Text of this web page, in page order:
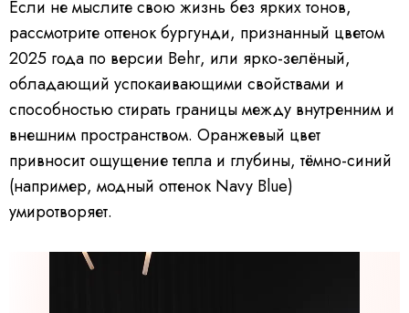
Если не мыслите свою жизнь без ярких тонов,
рассмотрите оттенок бургунди, признанный цветом
2025 года по версии Behr, или ярко-зелёный,
обладающий успокаивающими свойствами и
способностью стирать границы между внутренним и
внешним пространством. Оранжевый цвет
привносит ощущение тепла и глубины, тёмно-синий
(например, модный оттенок Navy Blue)
умиротворяет.